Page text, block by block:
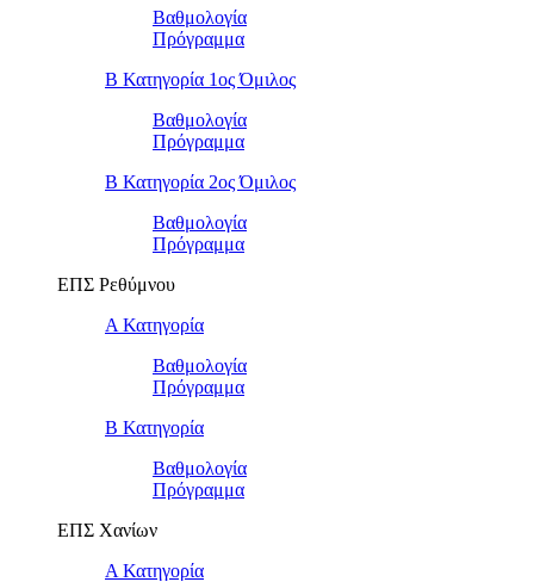
Βαθμολογία
Πρόγραμμα
Β Κατηγορία 1ος Όμιλος
Βαθμολογία
Πρόγραμμα
Β Κατηγορία 2ος Όμιλος
Βαθμολογία
Πρόγραμμα
ΕΠΣ Ρεθύμνου
Α Κατηγορία
Βαθμολογία
Πρόγραμμα
Β Κατηγορία
Βαθμολογία
Πρόγραμμα
ΕΠΣ Χανίων
Α Κατηγορία